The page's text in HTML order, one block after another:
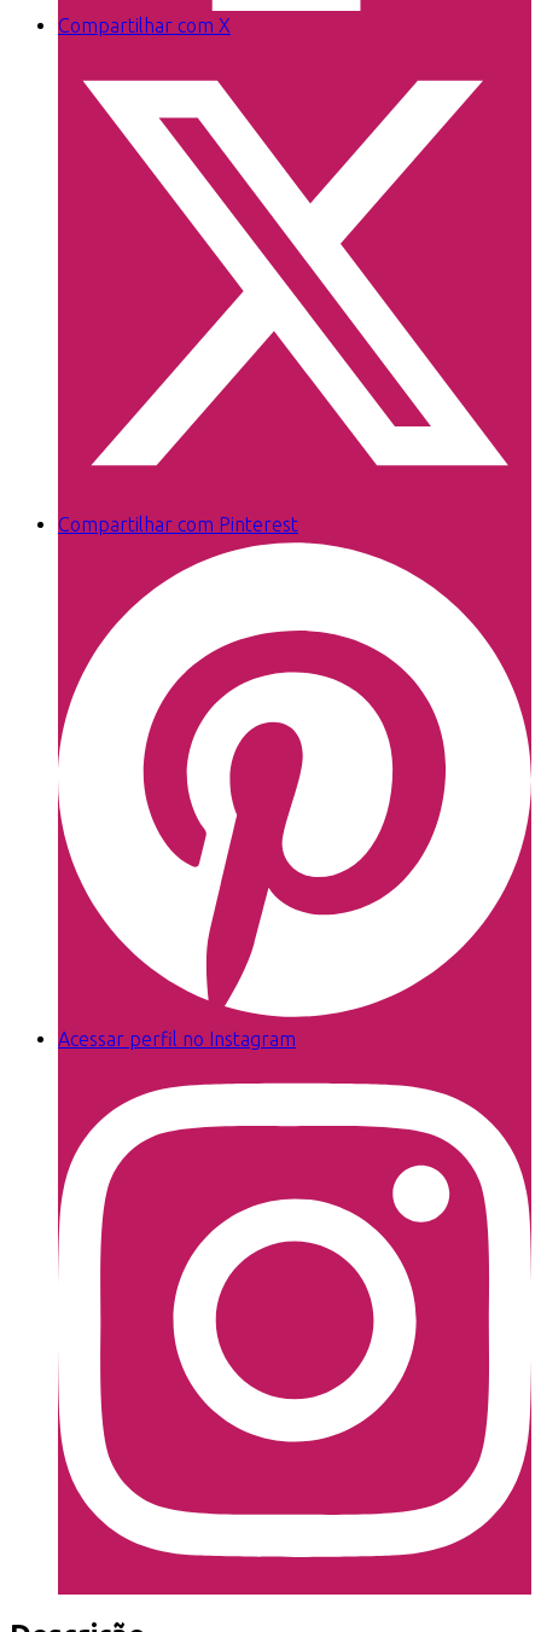
Compartilhar com X
Compartilhar com Pinterest
Acessar perfil no Instagram